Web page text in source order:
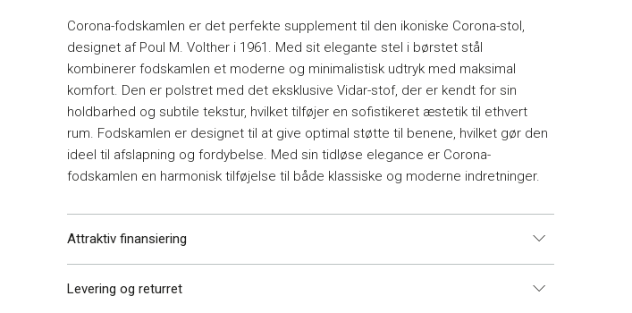
Corona-fodskamlen er det perfekte supplement til den ikoniske Corona-stol,
designet af Poul M. Volther i 1961. Med sit elegante stel i børstet stål
kombinerer fodskamlen et moderne og minimalistisk udtryk med maksimal
komfort. Den er polstret med det eksklusive Vidar-stof, der er kendt for sin
holdbarhed og subtile tekstur, hvilket tilføjer en sofistikeret æstetik til ethvert
rum. Fodskamlen er designet til at give optimal støtte til benene, hvilket gør den
ideel til afslapning og fordybelse. Med sin tidløse elegance er Corona-
fodskamlen en harmonisk tilføjelse til både klassiske og moderne indretninger.
Attraktiv finansiering
Levering og returret